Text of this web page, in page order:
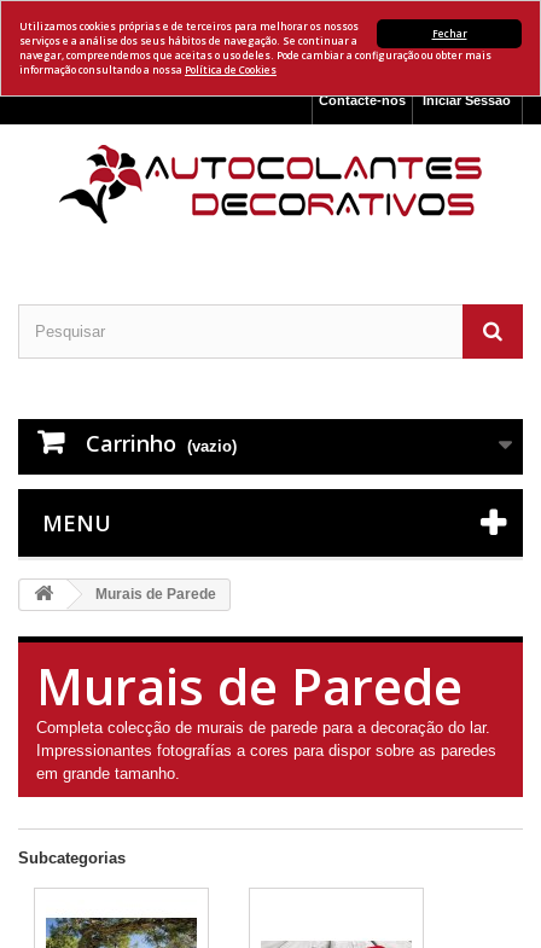
Fechar
Utilizamos cookies próprias e de terceiros para melhorar os nossos
serviços e a análise dos seus hábitos de navegação. Se continuar a
navegar, compreendemos que aceitas o uso deles. Pode cambiar a configuração ou obter mais
informação consultando a nossa Política de Cookies
Iniciar Sessão
Contacte-nos
Carrinho (vazio)
MENU
Murais de Parede
Murais de Parede
Completa colecção de murais de parede para a decoração do lar.
Impressionantes fotografías a cores para dispor sobre as paredes
em grande tamanho.
Subcategorias